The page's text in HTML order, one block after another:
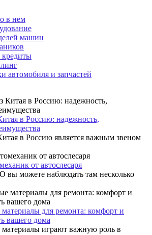
в нем
машин
кредиты
автомобиля и запчастей
в Россию: надежность,
в Россию является важным звеном
от автослесаря
вы можете наблюдать там несколько
для ремонта: комфорт и
вашего дома
играют важную роль в